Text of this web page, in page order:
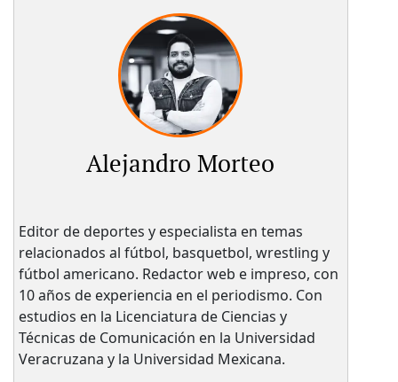
Alejandro Morteo
Editor de deportes y especialista en temas
relacionados al fútbol, basquetbol, wrestling y
fútbol americano. Redactor web e impreso, con
10 años de experiencia en el periodismo. Con
estudios en la Licenciatura de Ciencias y
Técnicas de Comunicación en la Universidad
Veracruzana y la Universidad Mexicana.